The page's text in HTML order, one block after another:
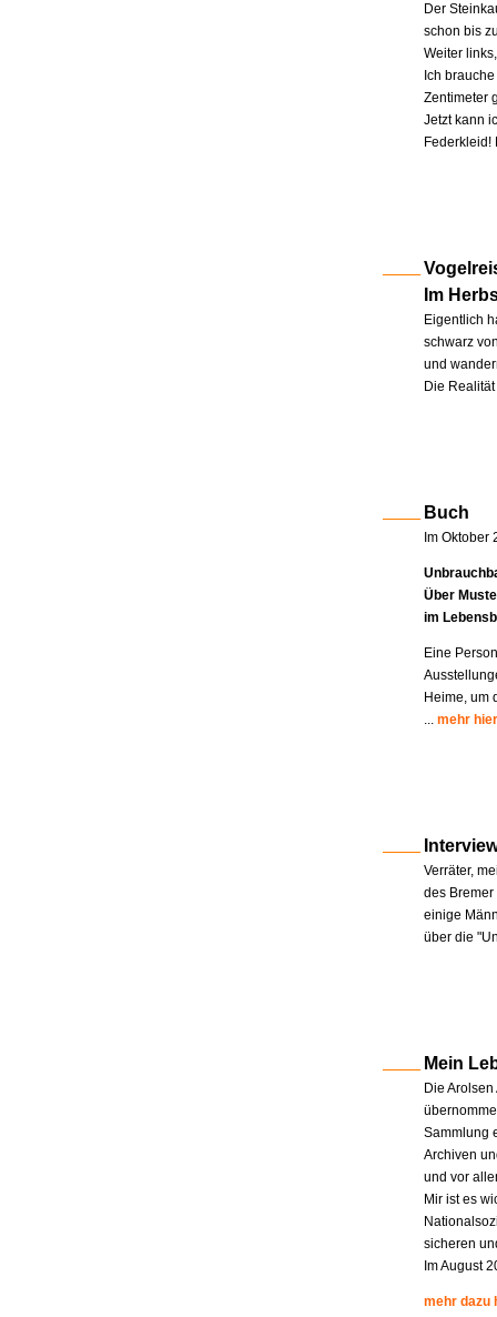
Der
schon bis
Weiter
Ich
Zentimeter
Jetzt kann
Im
Eigentlich
schwarz
und
Die
Buch
Im Oktober
Über
im
Eine
Heime, um
... mehr hier
Verräter,
des
einige
über die
Mein
Die
Sammlung
Archiven
und vor
Mir ist es
sicheren
Im August
mehr dazu